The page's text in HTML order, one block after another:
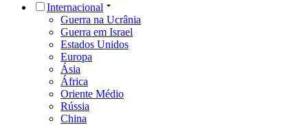
Internacional
Guerra na Ucrânia
Guerra em Israel
Estados Unidos
Europa
Ásia
África
Oriente Médio
Rússia
China